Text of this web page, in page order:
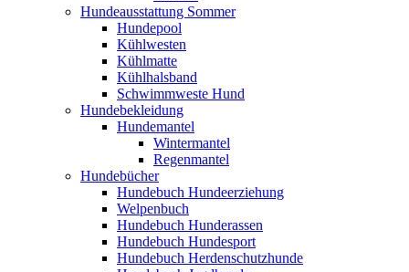
Hundeausstattung Sommer
Hundepool
Kühlwesten
Kühlmatte
Kühlhalsband
Schwimmweste Hund
Hundebekleidung
Hundemantel
Wintermantel
Regenmantel
Hundebücher
Hundebuch Hundeerziehung
Welpenbuch
Hundebuch Hunderassen
Hundebuch Hundesport
Hundebuch Herdenschutzhunde